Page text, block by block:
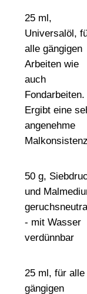
25 ml,
Universalöl,
alle gängigen
Arbeiten wie
auch
Fondarbeiten.
Ergibt eine
angenehme
50 g,
und
- mit Wasser
verdünnbar
25 ml, für alle
gängigen